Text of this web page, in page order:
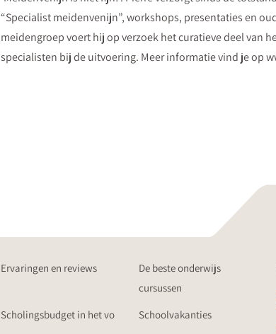
“Specialist meidenvenijn”, workshops, presentaties en
meidengroep voert hij op verzoek het curatieve deel van
specialisten bij de uitvoering. Meer informatie vind je op
Ervaringen en reviews
De beste onderwijs
cursussen
Scholingsbudget in het vo Schoolvakanties